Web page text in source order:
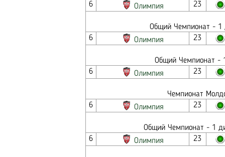
6
Олимпия 23
Общий Чемпионат - 1
6
Олимпия 23
Общий Чемпионат -
6
Олимпия 23
Чемпионат
6
Олимпия 23
Общий Чемпионат - 1
6
Олимпия 23